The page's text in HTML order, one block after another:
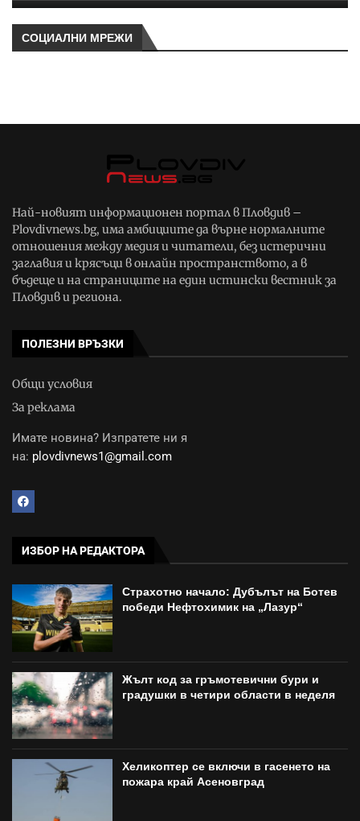
СОЦИАЛНИ МРЕЖИ
Най-новият информационен портал в Пловдив –
Plovdivnews.bg, има амбициите да върне нормалните
отношения между медия и читатели, без истерични
заглавия и крясъци в онлайн пространството, а в
бъдеще и на страниците на един истински вестник за
Пловдив и региона.
ПОЛЕЗНИ ВРЪЗКИ
Общи условия
За реклама
Имате новина? Изпратете ни я
на: plovdivnews1@gmail.com
ИЗБОР НА РЕДАКТОРА
Страхотно начало: Дубълът на Ботев
победи Нефтохимик на „Лазур“
Жълт код за гръмотевични бури и
градушки в четири области в неделя
Хеликоптер се включи в гасенето на
пожара край Асеновград